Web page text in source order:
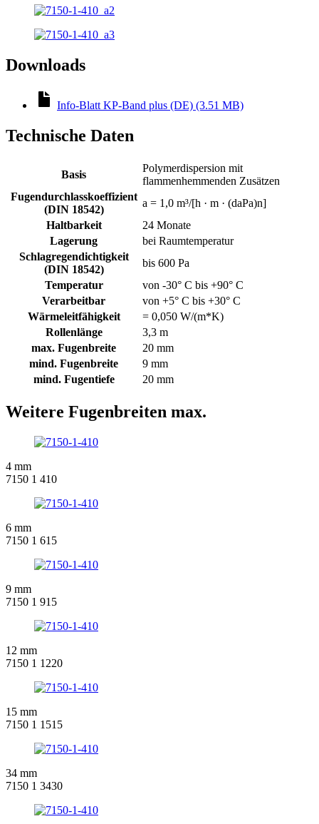
Downloads
Info-Blatt KP-Band plus (DE) (3.51 MB)
Technische Daten
Basis
Polymerdispersion mit
flammenhemmenden Zusätzen
Fugendurchlasskoeffizient
(DIN 18542)
a = 1,0 m³/[h · m · (daPa)n]
Haltbarkeit
24 Monate
Lagerung
bei Raumtemperatur
Schlagregendichtigkeit
(DIN 18542)
bis 600 Pa
Temperatur
von -30° C bis +90° C
Verarbeitbar
von +5° C bis +30° C
Wärmeleitfähigkeit
= 0,050 W/(m*K)
Rollenlänge
3,3 m
max. Fugenbreite
20 mm
mind. Fugenbreite
9 mm
mind. Fugentiefe
20 mm
Weitere Fugenbreiten max.
4 mm
7150 1 410
6 mm
7150 1 615
9 mm
7150 1 915
12 mm
7150 1 1220
15 mm
7150 1 1515
34 mm
7150 1 3430